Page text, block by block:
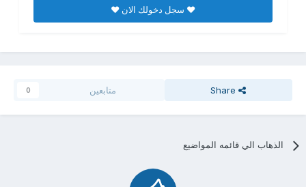
♥ سجل دخولك الان ♥
Share متابعين 0
الذهاب الي قائمه المواضيع